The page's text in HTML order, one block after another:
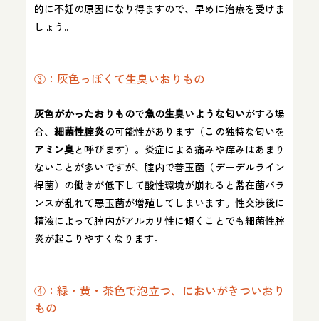
的に不妊の原因になり得ますので、早めに治療を受けま
しょう。
③：灰色っぽくて生臭いおりもの
灰色がかったおりもので魚の生臭いような匂いがする場
合、細菌性腟炎の可能性があります（この独特な匂いを
アミン臭と呼びます）。炎症による痛みや痒みはあまり
ないことが多いですが、腟内で善玉菌（デーデルライン
桿菌）の働きが低下して酸性環境が崩れると常在菌バラ
ンスが乱れて悪玉菌が増殖してしまいます。性交渉後に
精液によって腟内がアルカリ性に傾くことでも細菌性腟
炎が起こりやすくなります。
④：緑・黄・茶色で泡立つ、においがきついおり
もの